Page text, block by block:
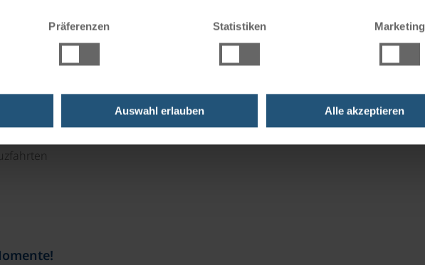
Präferenzen Statistiken Marketing
Auswahl erlauben Alle akzeptieren
Rezeption steht auch der digitale Concierge